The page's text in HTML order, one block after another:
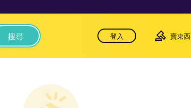
搜尋 登入 賣東西